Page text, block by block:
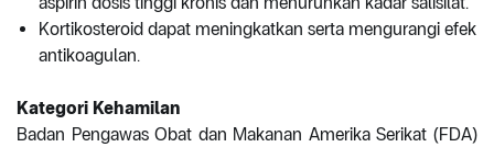
Kortikosteroid dapat meningkatkan serta mengurangi efek
antikoagulan.
Kategori Kehamilan
Badan Pengawas Obat dan Makanan Amerika Serikat (FDA)